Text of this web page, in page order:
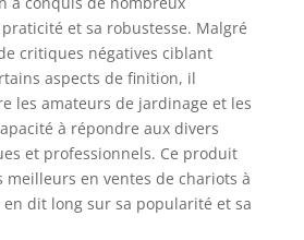
à 180° pour que vous
puissiez tirer le chariot
librement et
confortablement dans
n'importe quelle
direction selon vos
besoins. Grâce à la
conception
ergonomique, vous
pouvez transporter vos
et sa robustesse. Malgré
critiques négatives ciblant
aspects de finition, il
les amateurs de jardinage et les
à répondre aux divers
et professionnels. Ce produit
meilleurs en ventes de chariots à
dit long sur sa popularité et sa